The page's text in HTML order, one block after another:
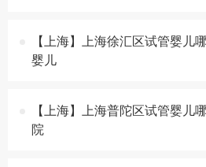
【上海】上海徐汇区试管婴儿
婴儿
【上海】上海普陀区试管婴儿
院